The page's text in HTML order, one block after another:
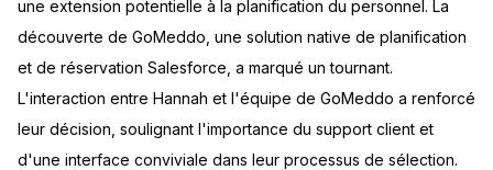
une extension potentielle à la planification du personnel. La
découverte de GoMeddo, une solution native de planification
et de réservation Salesforce, a marqué un tournant.
L'interaction entre Hannah et l'équipe de GoMeddo a renforcé
leur décision, soulignant l'importance du support client et
d'une interface conviviale dans leur processus de sélection.